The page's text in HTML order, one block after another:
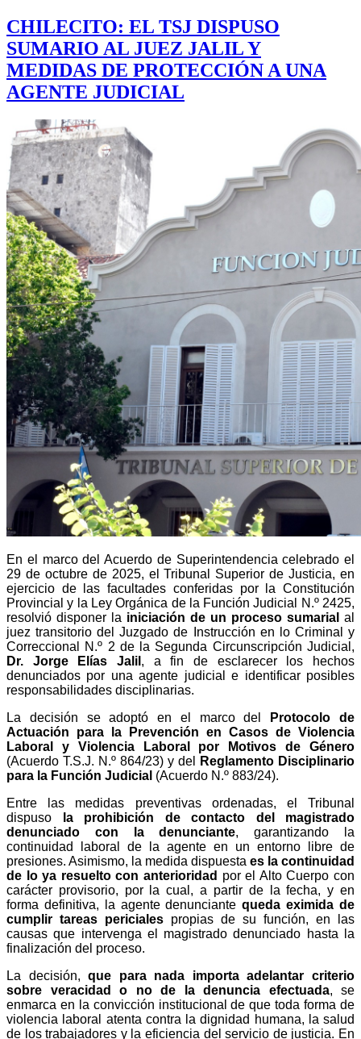
CHILECITO: EL TSJ DISPUSO
SUMARIO AL JUEZ JALIL Y
MEDIDAS DE PROTECCIÓN A UNA
AGENTE JUDICIAL
En el marco del Acuerdo de Superintendencia celebrado el
29 de octubre de 2025, el Tribunal Superior de Justicia, en
ejercicio de las facultades conferidas por la Constitución
Provincial y la Ley Orgánica de la Función Judicial N.º 2425,
resolvió disponer la iniciación de un proceso sumarial al
juez transitorio del Juzgado de Instrucción en lo Criminal y
Correccional N.º 2 de la Segunda Circunscripción Judicial,
Dr. Jorge Elías Jalil , a fin de esclarecer los hechos
denunciados por una agente judicial e identificar posibles
responsabilidades disciplinarias.
La decisión se adoptó en el marco del
Protocolo de
Actuación para la Prevención en Casos de Violencia
Laboral y Violencia Laboral por Motivos de Género
(Acuerdo T.S.J. N.º 864/23) y del
Reglamento Disciplinario
para la Función Judicial (Acuerdo N.º 883/24).
Entre las medidas preventivas ordenadas, el Tribunal
dispuso
la prohibición de contacto del magistrado
denunciado con la denunciante, garantizando la
continuidad laboral de la agente en un entorno libre de
presiones. Asimismo, la medida dispuesta es la continuidad
de lo ya resuelto con anterioridad por el Alto Cuerpo con
carácter provisorio, por la cual, a partir de la fecha, y en
forma definitiva, la agente denunciantequeda eximida de
cumplir tareas periciales propias de su función, en las
causas que intervenga el magistrado denunciado hasta la
finalización del proceso.
La decisión,que para nada importa adelantar criterio
sobre veracidad o no de la denuncia efectuada, se
enmarca en la convicción institucional de que toda forma de
violencia laboral atenta contra la dignidad humana, la salud
de los trabajadores y la eficiencia del servicio de justicia. En